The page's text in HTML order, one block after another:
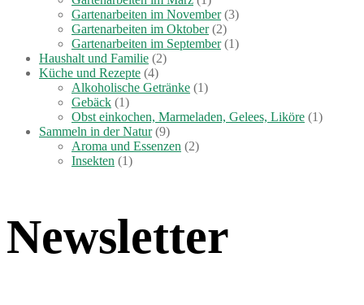
Gartenarbeiten im November(3)
Gartenarbeiten im Oktober(2)
Gartenarbeiten im September(1)
Haushalt und Familie (2)
Küche und Rezepte (4)
Alkoholische Getränke (1)
Gebäck (1)
Obst einkochen, Marmeladen, Gelees, Liköre (1)
Sammeln in der Natur(9)
Aroma und Essenzen (2)
Insekten (1)
Newsletter